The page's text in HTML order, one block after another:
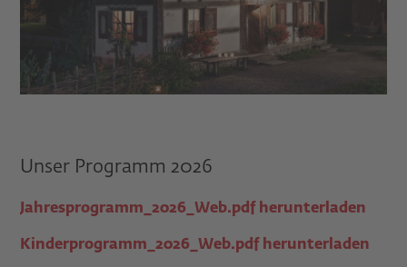
Unser Programm 2026
Jahresprogramm_2026_Web.pdf herunterladen
Kinderprogramm_2026_Web.pdf herunterladen